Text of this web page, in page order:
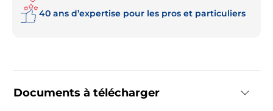
Documents à télécharger
40 ans d’expertise pour les pros et particuliers